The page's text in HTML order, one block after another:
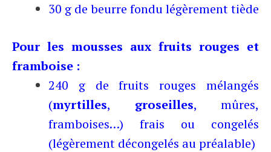
30 g de beurre fondu légèrement tiède
Pour les mousses aux fruits rouges et
framboise :
240 g de fruits rouges mélangés
(myrtilles, groseilles, mûres,
framboises…) frais ou congelés
(légèrement décongelés au préalable)